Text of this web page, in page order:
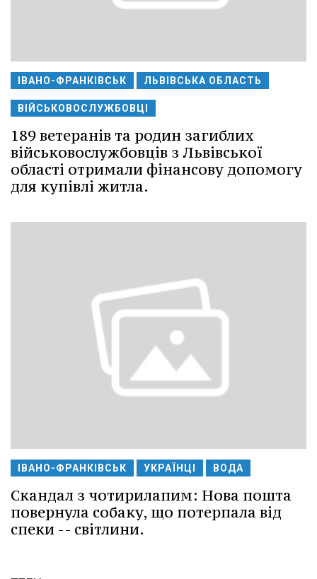
ІВАНО-ФРАНКІВСЬК ЛЬВІВСЬКА ОБЛАСТЬ
ВІЙСЬКОВОСЛУЖБОВЦІ
189 ветеранів та родин загиблих
військовослужбовців з Львівської
області отримали фінансову допомогу
для купівлі житла.
ІВАНО-ФРАНКІВСЬК УКРАЇНЦІ ВОДА
Скандал з чотирилапим: Нова пошта
повернула собаку, що потерпала від
спеки -- світлини.